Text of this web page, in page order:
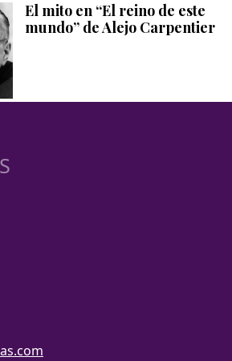
El mito en “El reino de este
mundo” de Alejo Carpentier